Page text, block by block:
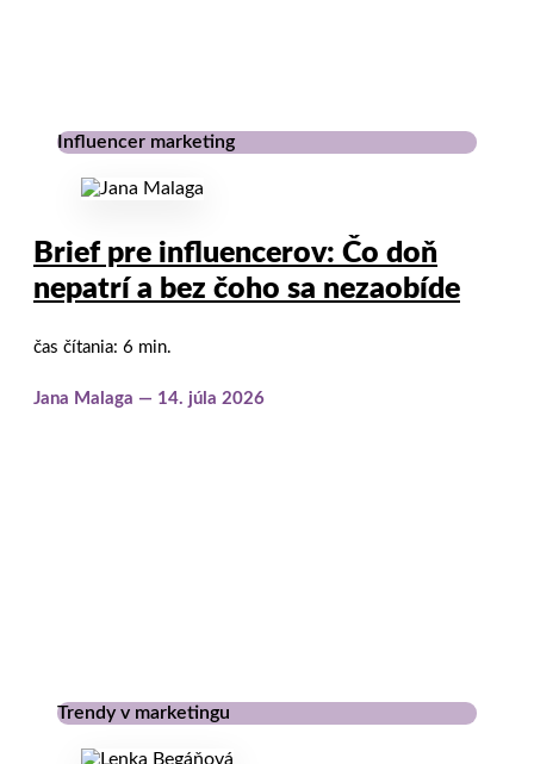
Influencer marketing
Brief pre influencerov: Čo doň
nepatrí a bez čoho sa nezaobíde
čas čítania: 6 min.
Jana Malaga 14. júla 2026
Trendy v marketingu